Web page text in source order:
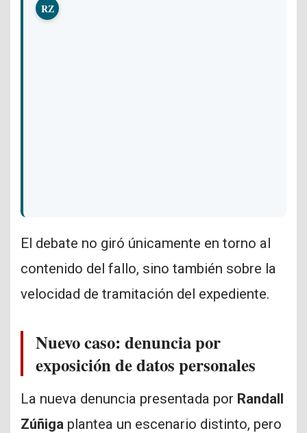
RZ
El debate no giró únicamente en torno al
contenido del fallo, sino también sobre la
velocidad de tramitación del expediente.
Nuevo caso: denuncia por
exposición de datos personales
La nueva denuncia presentada por Randall
Zúñiga plantea un escenario distinto, pero